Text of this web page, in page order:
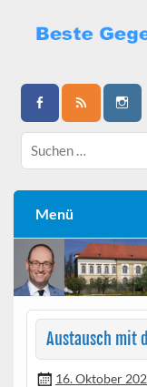
content
Bernhard
Menü
Austausch mit
16. Oktober